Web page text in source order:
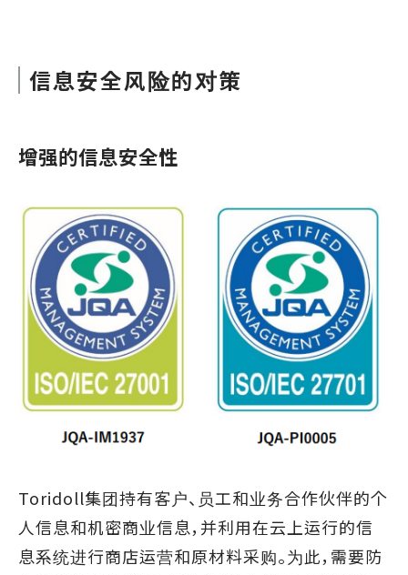
信息安全风险的对策
增强的信息安全性
Toridoll集团持有客户、员工和业务合作伙伴的个
人信息和机密商业信息，并利用在云上运行的信
息系统进行商店运营和原材料采购。为此，需要防